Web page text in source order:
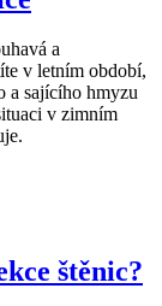
a
v letním období,
a sajícího hmyzu
v zimním
štěnic?